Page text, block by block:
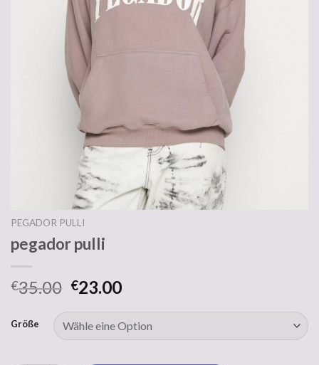
PEGADOR PULLI
pegador pulli
€35.00 €23.00
Größe